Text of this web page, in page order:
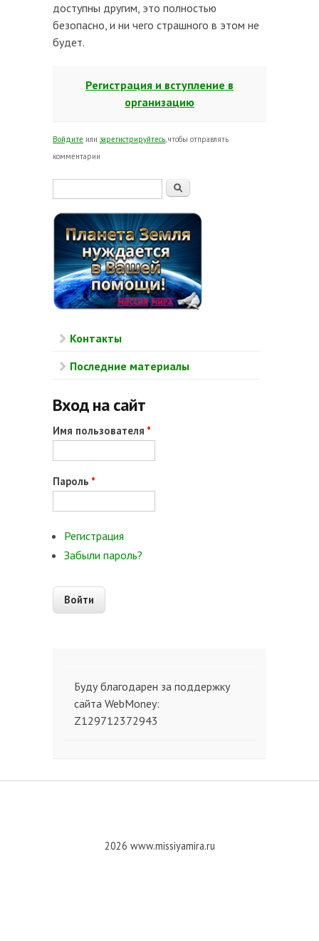
доступны другим, это полностью
безопасно, и ни чего страшного в этом не
будет.
Регистрация и вступление в
организацию
Войдите или зарегистрируйтесь, чтобы отправлять
комментарии
Поиск
Контакты
Последние материалы
Вход на сайт
Имя пользователя *
Пароль *
Регистрация
Забыли пароль?
Буду благодарен за поддержку
сайта WebMoney:
Z129712372943
2026 www.missiyamira.ru